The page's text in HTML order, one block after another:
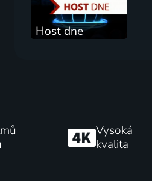
Host dne
Vysoká
kvalita